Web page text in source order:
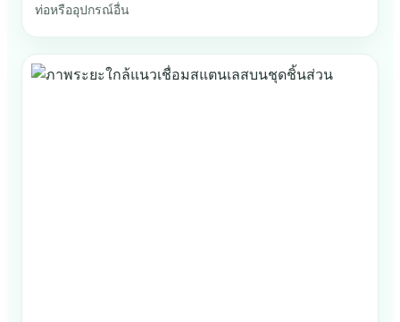
ท่อหรืออุปกรณ์อื่น